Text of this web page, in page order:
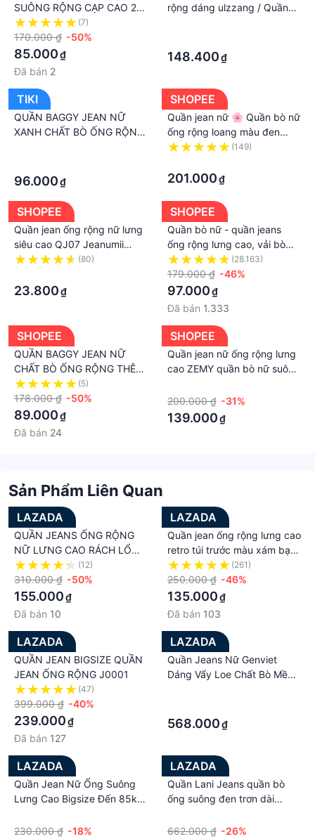
SUÔNG RỘNG CẠP CAO 2
CÚC MIẾNG DA BÒ PHONG
CÁCH HOT TREND - DUBAI
FASHION
(7)
170.000 ₫ -50%
85.000₫
Đã bán 2
rộng dáng ulzzang / Quần
148.400₫
TIKI
QUẦN BAGGY JEAN NỮ
XANH CHẤT BÒ ỐNG RỘNG
CHẢNH NEW VIP -DB 20-
DUBATI FASHION
96.000₫
SHOPEE
Quần jean nữ 🌸 Quần bò nữ
ống rộng loang màu đen
xám với thiết kế rách đùi cá
(149)
201.000₫
SHOPEE
Quần jean ống rộng nữ lưng
siêu cao QJ07 Jeanumii
quần bò dáng suông chất
(80)
23.800₫
SHOPEE
Quần bò nữ - quần jeans
ống rộng lưng cao, vải bò
dày đẹp , không giãn ,dáng
suông
(28.163)
179.000 ₫ -46%
97.000₫
Đã bán 1.333
SHOPEE
QUẦN BAGGY JEAN NỮ
CHẤT BÒ ỐNG RỘNG THÊU
CẠP CAO LƯNG CAO NÂNG
MÔNG SIÊU CAO CẤP MỚI -
DUBATI FASHION
(5)
178.000 ₫ -50%
89.000₫
Đã bán 24
SHOPEE
Quần jean nữ ống rộng lưng
cao ZEMY quần bò nữ suông
dáng Q1
200.000 ₫ -31%
139.000₫
Sản Phẩm Liên Quan
LAZADA
QUẦN JEANS ỐNG RỘNG
NỮ LƯNG CAO RÁCH LỔM
CHỔM ĐÙI PHỐI THÊU CHỮ
B SAU TÚI MÀU XANH NHẠT
DƠ LAI CUỐN CỰC NGẦU
BÁ CHÁY HOT HIT NITI2
(12)
310.000 ₫ -50%
155.000₫
Đã bán 10
LAZADA
Quần jean ống rộng lưng cao
retro túi trước màu xám bạc
cực chất - Quần jeans nữ
suông KYUBI JK702
(261)
250.000 ₫ -46%
135.000₫
Đã bán 103
LAZADA
QUẦN JEAN BIGSIZE QUẦN
JEAN ỐNG RỘNG J0001
(47)
399.000 ₫ -40%
239.000₫
Đã bán 127
LAZADA
Quần Jeans Nữ Genviet
Dáng Vẩy Loe Chất Bò Mềm
568.000₫
LAZADA
Quần Jean Nữ Ống Suông
Lưng Cao Bigsize Đến 85kg
Lớp Lót Ko Sợ Lộ Ms154
230.000 ₫ -18%
LAZADA
Quần Lani Jeans quần bò
ống suông đen trơn dài
662.000 ₫ -26%